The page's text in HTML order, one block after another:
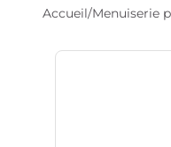
Accueil/Menuiserie